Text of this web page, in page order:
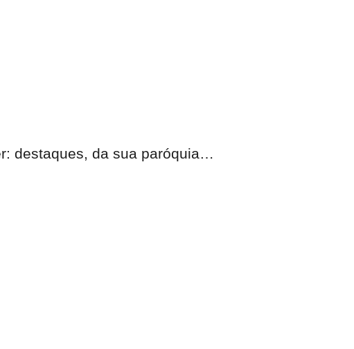
destaques, da sua paróquia…